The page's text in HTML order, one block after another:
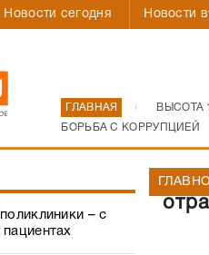
Новости сегодня Новости
ГЛАВНАЯ ВЫСОТА
БОРЬБА С КОРРУПЦИЕЙ
– с
В